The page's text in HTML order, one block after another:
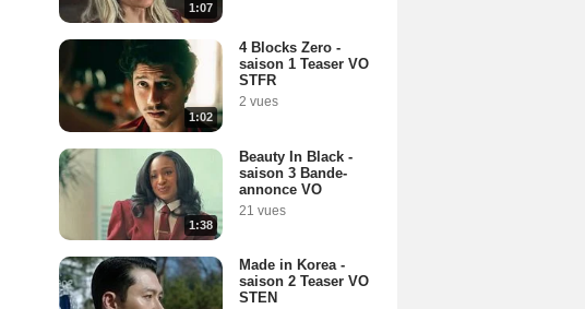
1:07
1:02
4 Blocks Zero -
saison 1 Teaser VO
STFR
2 vues
1:38
Beauty In Black -
saison 3 Bande-
annonce VO
21 vues
Made in Korea -
saison 2 Teaser VO
STEN